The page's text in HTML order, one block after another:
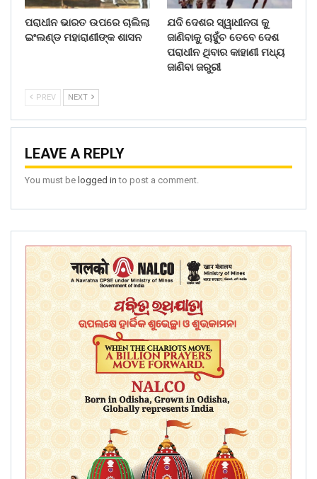
ପରାଧୀନ ଭାରତ ଉପରେ ଚାଲିଲା
ଇଂଲଣ୍ଡ ମହାରାଣୀଙ୍କ ଶାସନ
ଯଦି ଦେଶର ସ୍ୱାଧୀନତା କୁ
ଜାଣିବାକୁ ଚାହୁଁଚ ତେବେ ଦେଶ
ପରାଧୀନ ଥିବାର କାହାଣୀ ମଧ୍ୟ
ଜାଣିବା ଜରୁରୀ
PREV NEXT
LEAVE A REPLY
You must be logged in to post a comment.